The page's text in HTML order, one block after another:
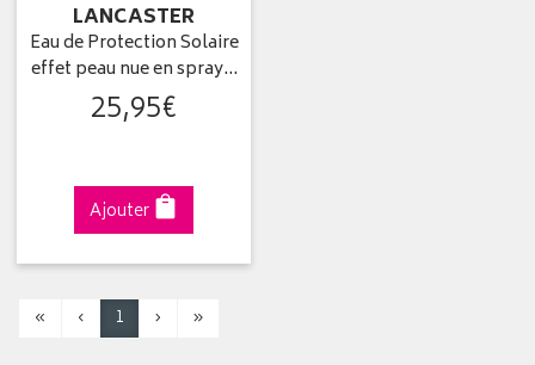
LANCASTER
Eau de Protection Solaire
effet peau nue en spray…
25,95€
Ajouter
« ‹ 1 › »